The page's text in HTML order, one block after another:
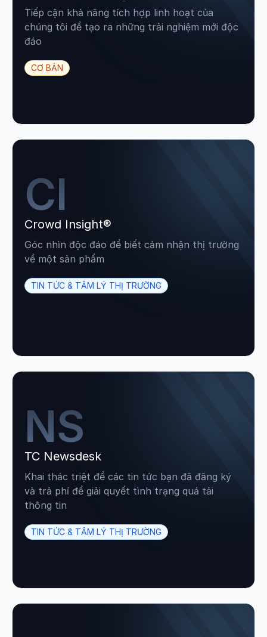
Tiếp cận khả năng tích hợp linh hoạt của
chúng tôi để tạo ra những trải nghiệm mới độc
đáo
CƠ BẢN
CI
Crowd Insight®
Góc nhìn độc đáo để biết cảm nhận thị trường
về một sản phẩm
TIN TỨC & TÂM LÝ THỊ TRƯỜNG
NS
TC Newsdesk
Khai thác triệt để các tin tức bạn đã đăng ký
và trả phí để giải quyết tình trạng quá tải
thông tin
TIN TỨC & TÂM LÝ THỊ TRƯỜNG